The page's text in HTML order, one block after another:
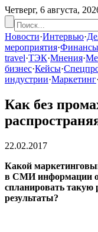
Четверг, 6 августа,
Новости·Интервью·
мероприятия·Финансы
travel·ТЭК·Мнения·
бизнес·Кейсы·
индустрии·Маркетинг·
Как без
22.02.2017
Какой
в СМИ информации о
спланировать такую
результаты?